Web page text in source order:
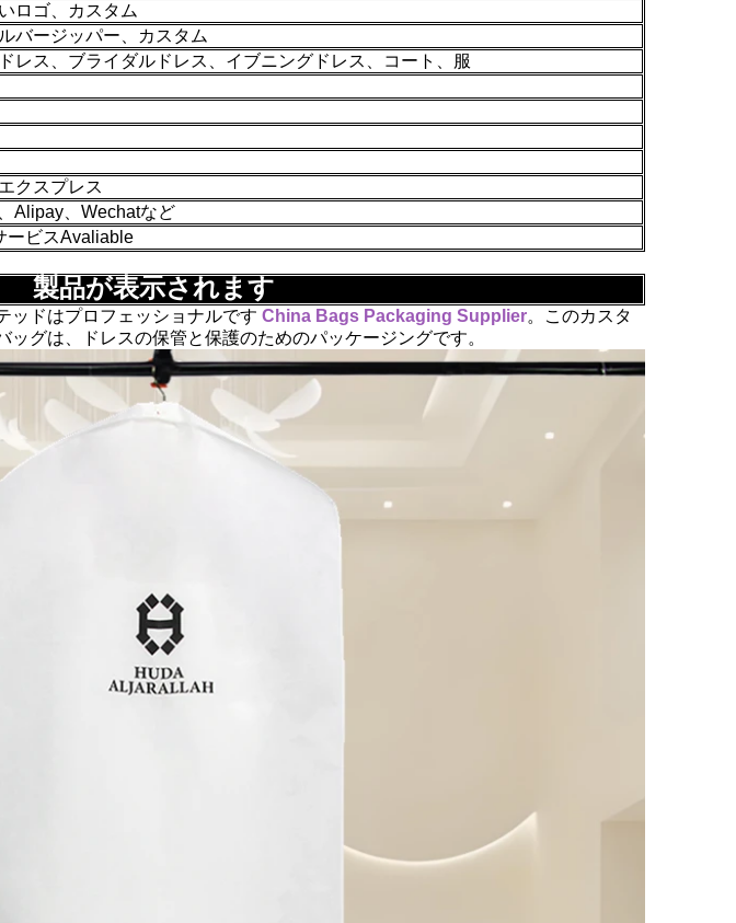
ロゴ、カスタム
バージッパー、カスタム
レス、ブライダルドレス、イブニングドレス、コート、服
クスプレス
Alipay、Wechatなど
ービスAvaliable
製品が表示されます
ッドはプロフェッショナルです China Bags Packaging Supplier。このカスタ
グは、ドレスの保管と保護のためのパッケージングです。